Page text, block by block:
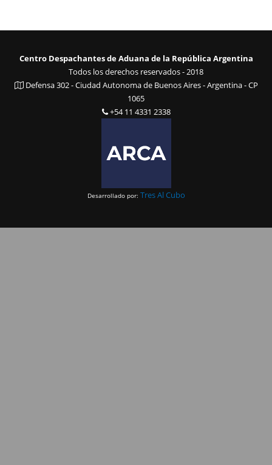
Centro Despachantes de Aduana de la República Argentina
Todos los derechos reservados - 2018
Defensa 302 - Ciudad Autonoma de Buenos Aires - Argentina - CP
1065
+54 11 4331 2338
Desarrollado por: Tres Al Cubo